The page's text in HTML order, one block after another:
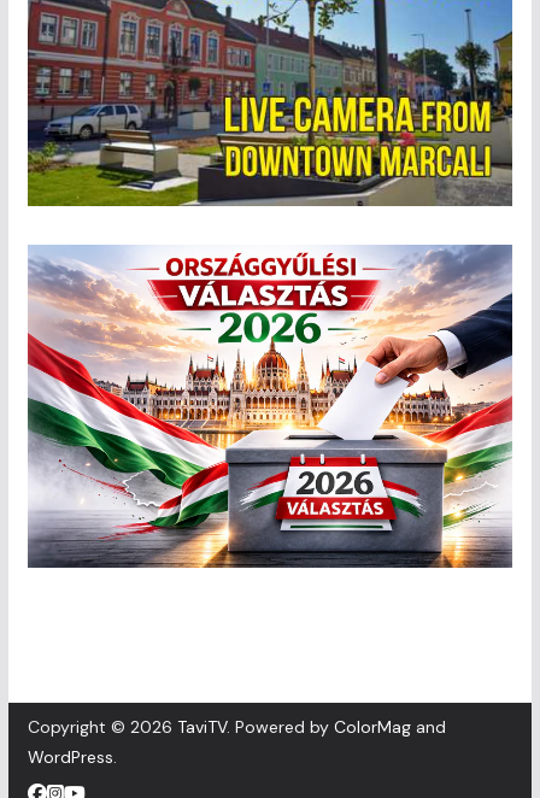
Copyright © 2026 TaviTV. Powered by ColorMagand
WordPress.